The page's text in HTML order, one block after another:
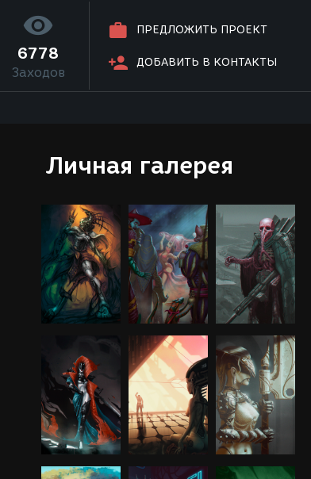
ПРЕДЛОЖИТЬ ПРОЕКТ
ДОБАВИТЬ В КОНТАКТЫ
6778
Заходов
Личная галерея